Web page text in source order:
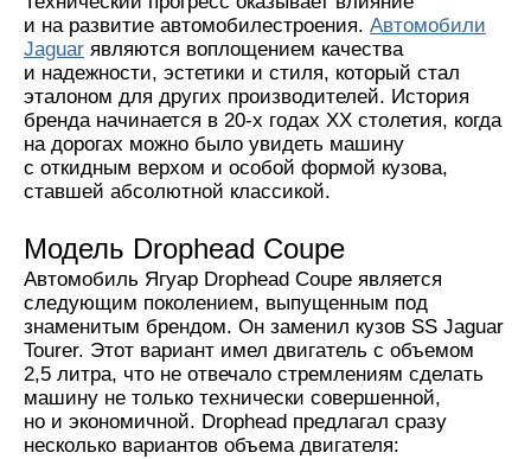
и на развитие автомобилестроения. Автомобили
Jaguar являются воплощением качества
и надежности, эстетики и стиля, который стал
эталоном для других производителей. История
бренда начинается в 20-х годах ХХ столетия, когда
на дорогах можно было увидеть машину
с откидным верхом и особой формой кузова,
ставшей абсолютной классикой.
Модель Drophead Coupe
Автомобиль Ягуар Drophead Coupe является
следующим поколением, выпущенным под
знаменитым брендом. Он заменил кузов SS Jaguar
Tourer. Этот вариант имел двигатель с объемом
2,5 литра, что не отвечало стремлениям сделать
машину не только технически совершенной,
но и экономичной. Drophead предлагал сразу
несколько вариантов объема двигателя: